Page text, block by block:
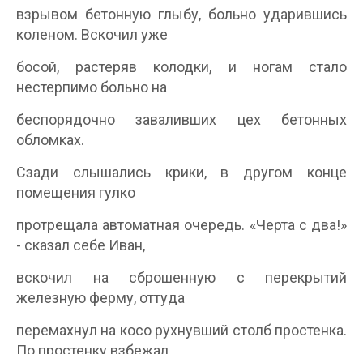
взрывом бетонную глыбу, больно ударившись
коленом. Вскочил уже
босой, растеряв колодки, и ногам стало
нестерпимо больно на
беспорядочно заваливших цех бетонных
обломках.
Сзади слышались крики, в другом конце
помещения гулко
протрещала автоматная очередь. «Черта с два!»
- сказал себе Иван,
вскочил на сброшенную с перекрытий
железную ферму, оттуда
перемахнул на косо рухнувший столб простенка.
По простенку взбежал